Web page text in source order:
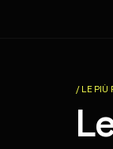
/ LE PIÙ